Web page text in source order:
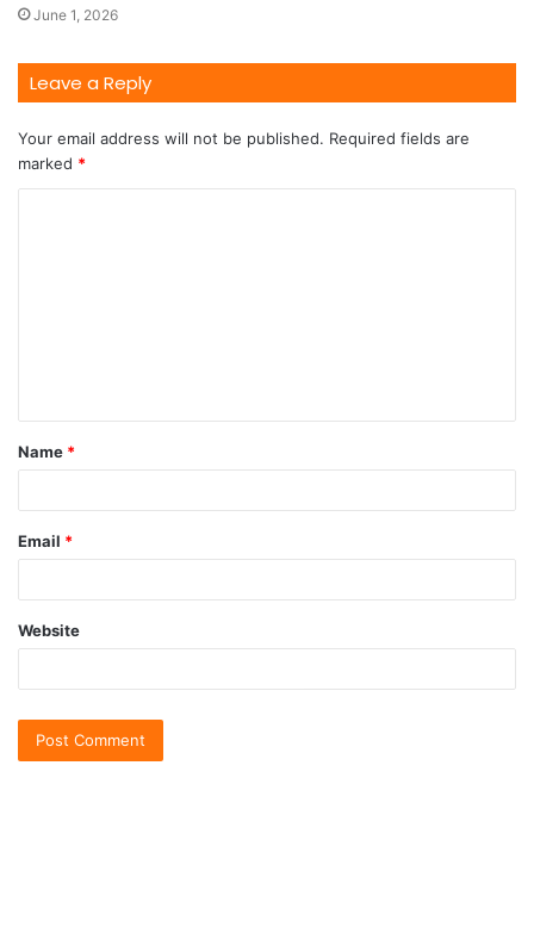
June 1, 2026
Leave a Reply
Your email address will not be published. Required fields are
marked *
Name *
Email *
Website